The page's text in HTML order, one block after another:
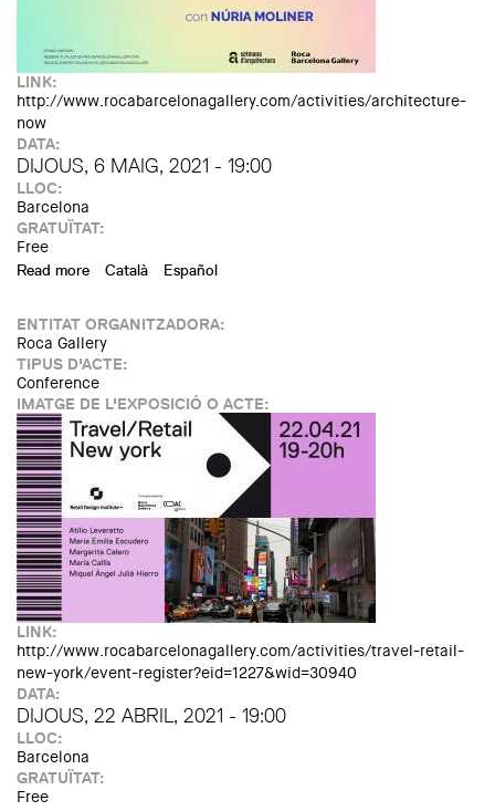
LINK:
http://www.rocabarcelonagallery.com/activities/architecture-
now
DATA:
DIJOUS, 6 MAIG, 2021 - 19:00
LLOC:
Barcelona
GRATUÏTAT:
Free
Read more about Architecture Now!
Català Español
ENTITAT ORGANITZADORA:
Roca Gallery
TIPUS D'ACTE:
Conference
IMATGE DE L'EXPOSICIÓ O ACTE:
LINK:
http://www.rocabarcelonagallery.com/activities/travel-retail-
new-york/event-register?eid=1227&wid=30940
DATA:
DIJOUS, 22 ABRIL, 2021 - 19:00
LLOC:
Barcelona
GRATUÏTAT:
Free